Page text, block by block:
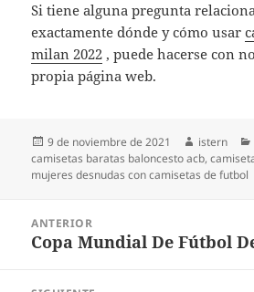
Si tiene alguna pregunta
exactamente dónde y cómo usar
milan 2022 , puede hacerse con
propia página web.
Publicado
el
9 de noviembre de 2021 Autor
istern
camisetas baratas baloncesto acb,
mujeres desnudas con camisetas de futbol
entradas
ANTERIOR
Entrada
Copa Mundial De Fútbol